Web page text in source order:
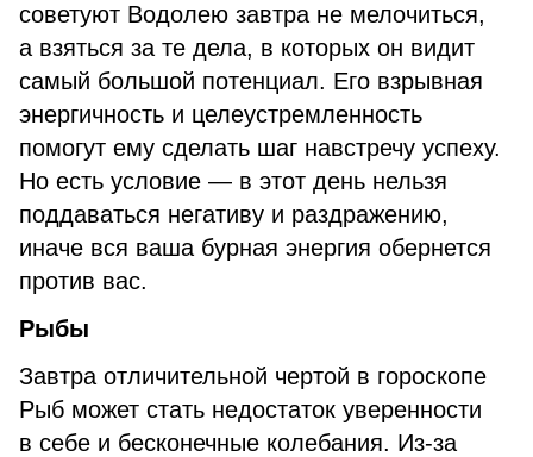
советуют Водолею завтра не мелочиться,
а взяться за те дела, в которых он видит
самый большой потенциал. Его взрывная
энергичность и целеустремленность
помогут ему сделать шаг навстречу успеху.
Но есть условие — в этот день нельзя
поддаваться негативу и раздражению,
иначе вся ваша бурная энергия обернется
против вас.
Рыбы
Завтра отличительной чертой в гороскопе
Рыб может стать недостаток уверенности
в себе и бесконечные колебания. Из-за